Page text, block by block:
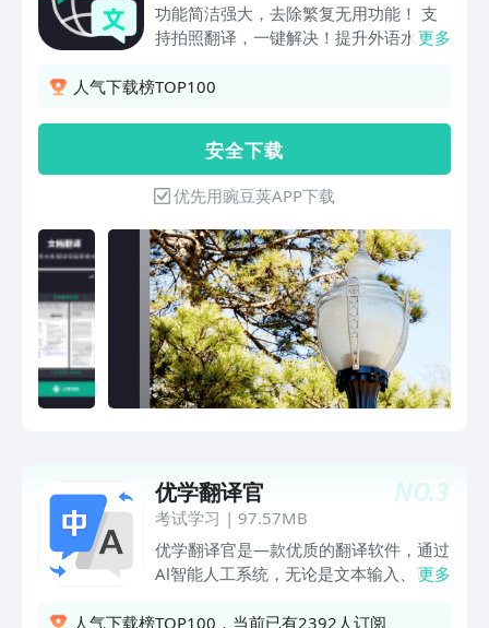
功能简洁强大，去除繁复无用功能！ 支
持拍照翻译，一键解决！提升外语水平的
译，外语变得轻松有趣！当您在旅行中预
函或会议资料的翻译时……无论您需要哪
种翻译，我们都能随时轻松解决！
更多
人气下载榜TOP100
安 全 下 载
优先用豌豆荚APP下载
NO.3
优学翻译官
考试学习 | 97.57MB
优学翻译官是—款优质的翻译软件，通过
Al智能人工系统，无论是文本输入、语音
容，在高效翻译的同时还可以做到操作便
更多
人气下载榜TOP100，当前已有2392人订阅